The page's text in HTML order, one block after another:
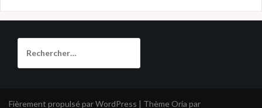
Fièrement propulsé par WordPress | Thème Oria par